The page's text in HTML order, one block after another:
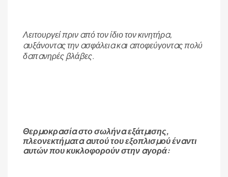
Λειτουργεί πριν από τον ίδιο τον κινητήρα,
αυξάνοντας την ασφάλεια και αποφεύγοντας πολύ
δαπανηρές βλάβες.
Θερμοκρασία στο σωλήνα εξάτμισης,
πλεονεκτήματα αυτού του εξοπλισμού έναντι
αυτών που κυκλοφορούν στην αγορά: